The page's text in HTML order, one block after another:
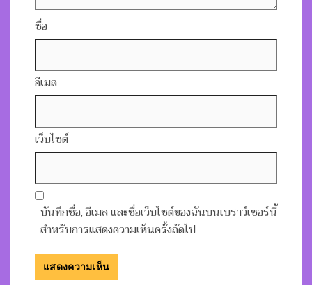
ชื่อ
อีเมล
เว็บไซต์
บันทึกชื่อ, อีเมล และชื่อเว็บไซต์ของฉันบนเบราว์เซอร์นี้
สำหรับการแสดงความเห็นครั้งถัดไป